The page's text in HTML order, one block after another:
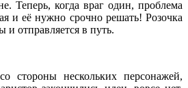
Теперь, когда враг один, проблема
и её нужно срочно решать! Розочка
и отправляется в путь.
стороны нескольких персонажей,